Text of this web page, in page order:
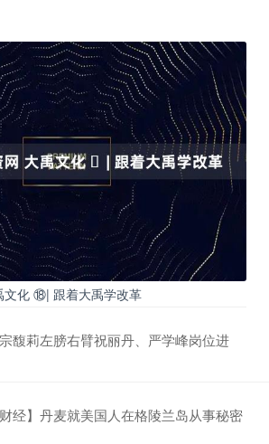
文化 ⑱| 跟着大禹学改革
馥莉左膀右臂祝丽丹、严学峰岗位进
经】丹麦就美国人在格陵兰岛从事秘密